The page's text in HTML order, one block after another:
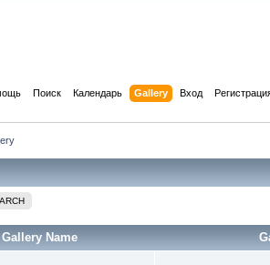
Поиск Календарь Gallery Вход
Gallery Name